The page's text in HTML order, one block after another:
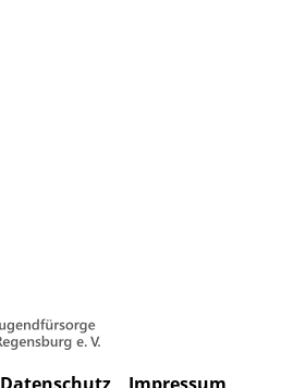
Impressum
Datenschutz